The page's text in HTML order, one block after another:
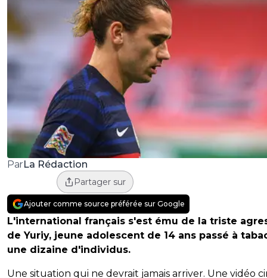
ParLa Rédaction
Partager sur
Ajouter comme source préférée sur Google
L'international français s'est ému de la triste
de Yuriy, jeune adolescent de 14 ans passé à
une dizaine d'individus.
Une situation qui ne devrait jamais arriver. Une vidéo